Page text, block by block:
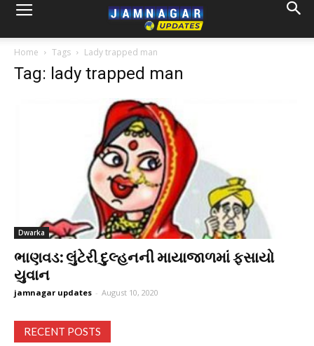
Home Tags Lady trapped man
Tag: lady trapped man
Dwarka
ભાણવડ: લુંટેરી દુલ્હનની માયાજાળમાં ફસાયો
યુવાન
jamnagar updates - August 10, 2020
RECENT POSTS